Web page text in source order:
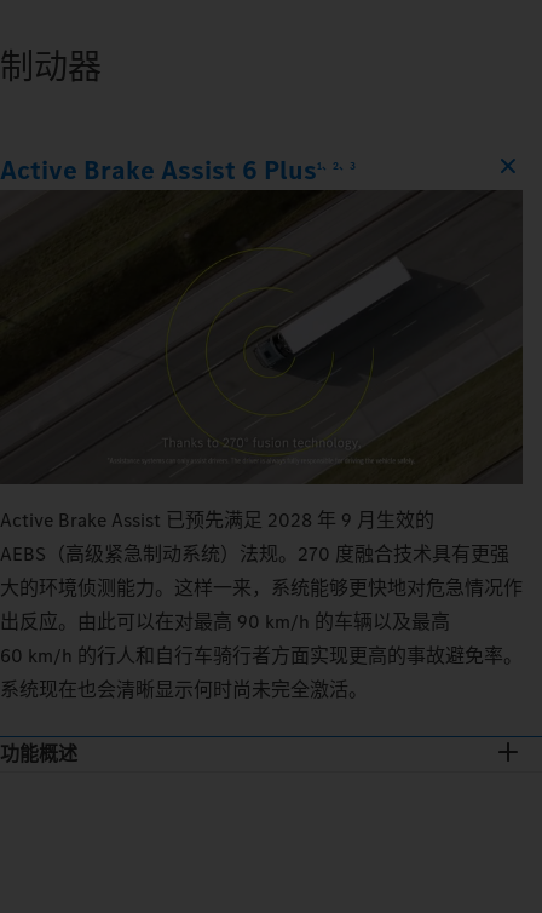
制动器
Active Brake Assist 6 Plus1、2、3
Active Brake Assist 已预先满足 2028 年 9 月生效的
AEBS（高级紧急制动系统）法规。270 度融合技术具有更强
大的环境侦测能力。这样一来，系统能够更快地对危急情况作
出反应。由此可以在对最高 90 km/h 的车辆以及最高
60 km/h 的行人和自行车骑行者方面实现更高的事故避免率。
系统现在也会清晰显示何时尚未完全激活。
功能概述